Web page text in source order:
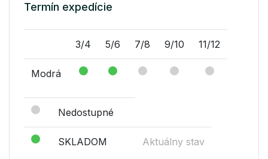
Termín expedície
3/4 5/6 7/8 9/10 11/12
Modrá
Nedostupné
SKLADOM Aktuálny stav